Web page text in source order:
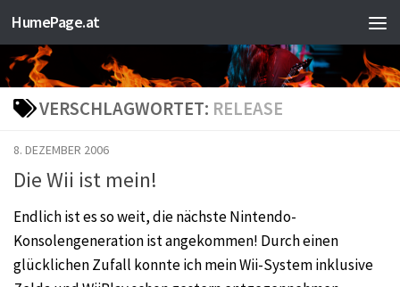
Zum Inhalt springen
HumePage.at
VERSCHLAGWORTET: RELEASE
8. DEZEMBER 2006
Die Wii ist mein!
Endlich ist es so weit, die nächste Nintendo-
Konsolengeneration ist angekommen! Durch einen
glücklichen Zufall konnte ich mein Wii-System inklusive